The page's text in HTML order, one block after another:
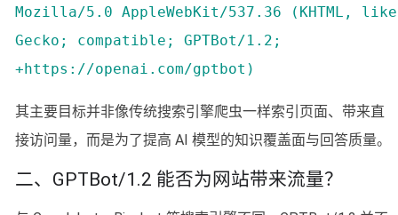
Mozilla/5.0 AppleWebKit/537.36 (KHTML, like
Gecko; compatible; GPTBot/1.2;
+https://openai.com/gptbot)
其主要目标并非像传统搜索引擎爬虫一样索引页面、带来直
接访问量，而是为了提高 AI 模型的知识覆盖面与回答质量。
二、GPTBot/1.2 能否为网站带来流量？